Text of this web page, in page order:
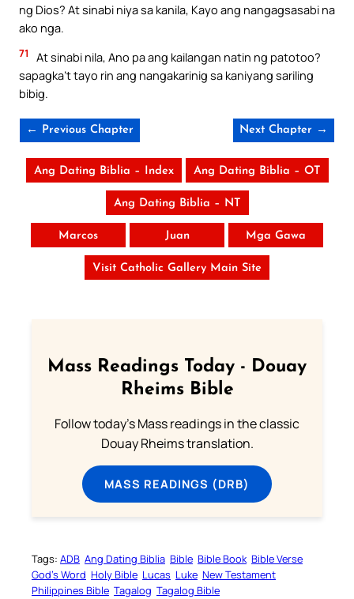
ng Dios? At sinabi niya sa kanila, Kayo ang nangagsasabi na
ako nga.
71
At sinabi nila, Ano pa ang kailangan natin ng patotoo?
sapagka’t tayo rin ang nangakarinig sa kaniyang sariling
bibig.
← Previous Chapter Next Chapter →
Ang Dating Biblia – Index Ang Dating Biblia – OT
Ang Dating Biblia – NT
Marcos Juan Mga Gawa
Visit Catholic Gallery Main Site
Mass Readings Today - Douay
Rheims Bible
Follow today's Mass readings in the classic
Douay Rheims translation.
MASS READINGS (DRB)
Tags: ADB Ang Dating Biblia Bible Bible Book Bible Verse
God’s Word Holy Bible Lucas Luke New Testament
Philippines Bible Tagalog Tagalog Bible